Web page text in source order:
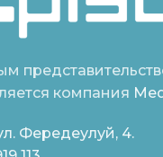
компания
Фередеулуй, 4.